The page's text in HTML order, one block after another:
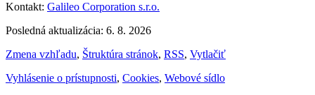
Kontakt: Galileo Corporation s.r.o.
Posledná aktualizácia: 6. 8. 2026
Zmena vzhľadu, Štruktúra stránok, RSS, Vytlačiť
Vyhlásenie o prístupnosti, Cookies, Webové sídlo